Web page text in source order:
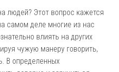
людей? Этот вопрос кажется
самом деле многие из нас
влиять на других
чужую манеру говорить,
В определенных